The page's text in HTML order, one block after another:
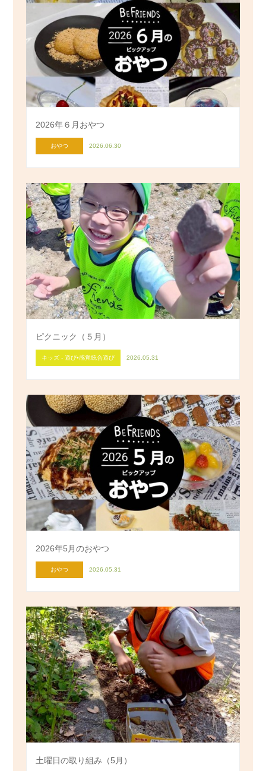
2026年６月おやつ
おやつ 2026.06.30
ピクニック（５月）
キッズ - 遊び•感覚統合遊び 2026.05.31
2026年5月のおやつ
おやつ 2026.05.31
土曜日の取り組み（5月）